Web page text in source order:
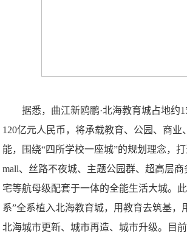
据悉，曲江新鸥鹏·北海教育城占地约
120亿元人民币，将承载教育、公园、商业
能，围绕“四所学校一座城”的规划理念，
mall、丝路不夜城、主题公园群、超高层
宅等航母级配套于一体的全能生活大城。此
系”全系植入北海教育城，用教育去筑基，
北海城市更新、城市再造、城市升级。目